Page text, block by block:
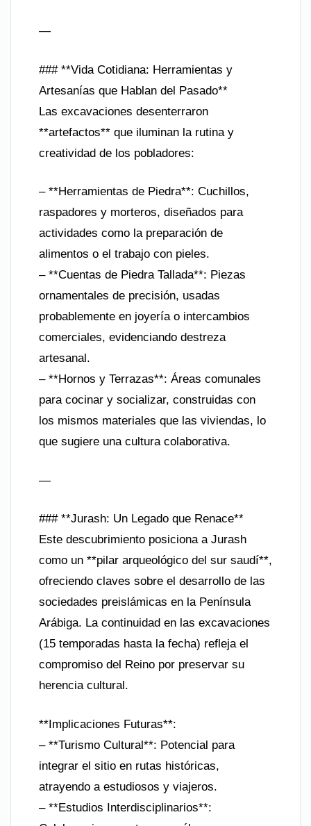
—
### **Vida Cotidiana: Herramientas y
Artesanías que Hablan del Pasado**
Las excavaciones desenterraron
**artefactos** que iluminan la rutina y
creatividad de los pobladores:
– **Herramientas de Piedra**: Cuchillos,
raspadores y morteros, diseñados para
actividades como la preparación de
alimentos o el trabajo con pieles.
– **Cuentas de Piedra Tallada**: Piezas
ornamentales de precisión, usadas
probablemente en joyería o intercambios
comerciales, evidenciando destreza
artesanal.
– **Hornos y Terrazas**: Áreas comunales
para cocinar y socializar, construidas con
los mismos materiales que las viviendas, lo
que sugiere una cultura colaborativa.
—
### **Jurash: Un Legado que Renace**
Este descubrimiento posiciona a Jurash
como un **pilar arqueológico del sur saudí**,
ofreciendo claves sobre el desarrollo de las
sociedades preislámicas en la Península
Arábiga. La continuidad en las excavaciones
(15 temporadas hasta la fecha) refleja el
compromiso del Reino por preservar su
herencia cultural.
**Implicaciones Futuras**:
– **Turismo Cultural**: Potencial para
integrar el sitio en rutas históricas,
atrayendo a estudiosos y viajeros.
– **Estudios Interdisciplinarios**: